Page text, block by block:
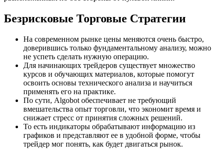
Безрисковые Торговые Стратегии
На современном рынке цены меняются очень быстро,
доверившись только фундаментальному анализу, можно
не успеть сделать нужную операцию.
Для начинающих трейдеров существует множество
курсов и обучающих материалов, которые помогут
освоить основы технического анализа и научиться
применять его на практике.
По сути, Algobot обеспечивает не требующий
вмешательства опыт торговли, что экономит время и
снижает стресс от принятия сложных решений.
То есть индикаторы обрабатывают информацию из
графиков и представляют ее в удобной форме, чтобы
трейдер мог понять, как будет двигаться рынок.